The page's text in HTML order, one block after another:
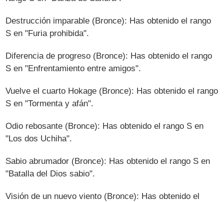
Destrucción imparable (Bronce): Has obtenido el rango
S en "Furia prohibida".
Diferencia de progreso (Bronce): Has obtenido el rango
S en "Enfrentamiento entre amigos".
Vuelve el cuarto Hokage (Bronce): Has obtenido el rango
S en "Tormenta y afán".
Odio rebosante (Bronce): Has obtenido el rango S en
"Los dos Uchiha".
Sabio abrumador (Bronce): Has obtenido el rango S en
"Batalla del Dios sabio".
Visión de un nuevo viento (Bronce): Has obtenido el